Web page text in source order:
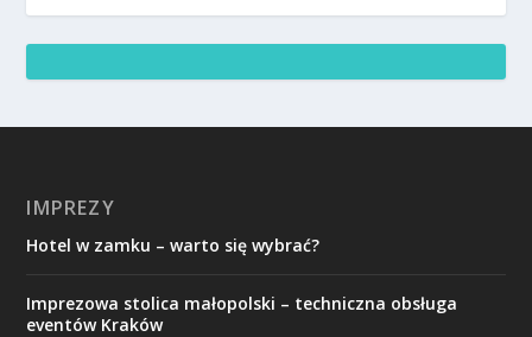
IMPREZY
Hotel w zamku – warto się wybrać?
Imprezowa stolica małopolski – techniczna obsługa
eventów Kraków